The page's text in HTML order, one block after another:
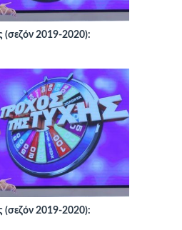
(σεζόν 2019-2020):
(σεζόν 2019-2020):